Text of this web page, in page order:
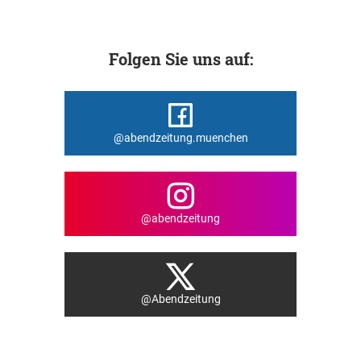
Folgen Sie uns auf:
@abendzeitung.muenchen
@abendzeitung
@Abendzeitung